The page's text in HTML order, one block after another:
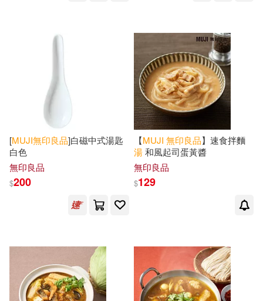
[MUJI無印良品]白磁中式湯匙
白色
無印良品
$200
【MUJI 無印良品】速食拌麵
湯和風起司蛋黃醬
無印良品
$129